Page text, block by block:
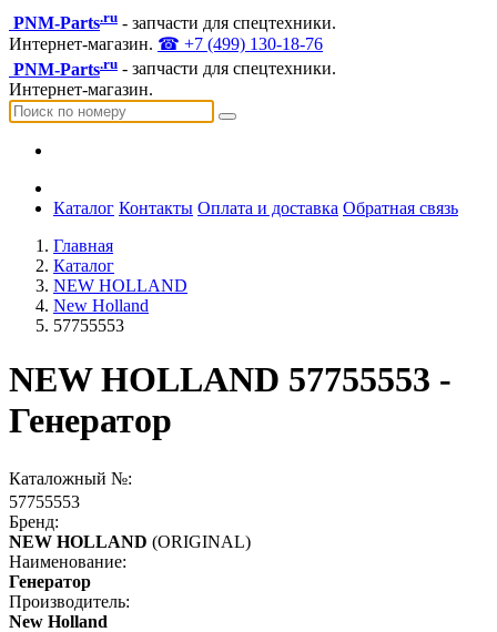
PNM-Parts.ru - запчасти для спецтехники.
Интернет-магазин. ☎ +7 (499) 130-18-76
PNM-Parts.ru - запчасти для спецтехники.
Интернет-магазин.
Каталог Контакты Оплата и доставка Обратная связь
Главная
Каталог
NEW HOLLAND
New Holland
57755553
NEW HOLLAND 57755553 -
Генератор
Каталожный №:
57755553
Бренд:
NEW HOLLAND (ORIGINAL)
Наименование:
Генератор
Производитель:
New Holland